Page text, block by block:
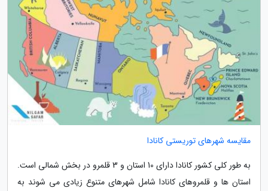
مقایسه شهرهای توریستی کانادا
به طور کلی کشور کانادا دارای 10 استان و 3 قلمرو در بخش شمالی است.
استان ها و قلمروهای کانادا شامل شهرهای متنوع زیادی می شوند به